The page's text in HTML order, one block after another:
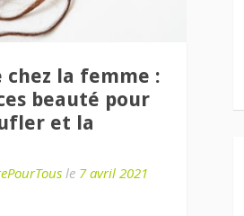
chez la femme :
beauté pour
et la
le 7 avril 2021